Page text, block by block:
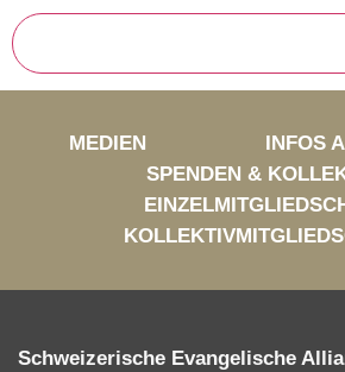
MEDIEN
INFOS
SPENDEN &
Schweizerische Evangelische